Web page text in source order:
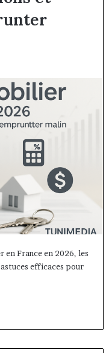
en France en 2026, les
efficaces pour